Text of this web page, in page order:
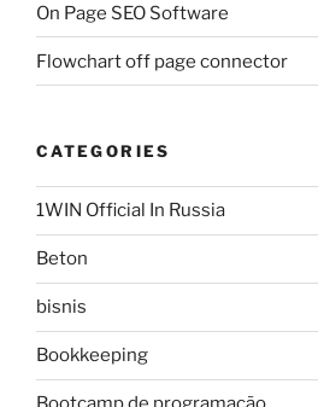
On Page SEO Software
Flowchart off page connector
CATEGORIES
1WIN Official In Russia
Beton
bisnis
Bookkeeping